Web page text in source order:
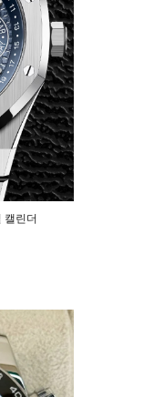
캘린더